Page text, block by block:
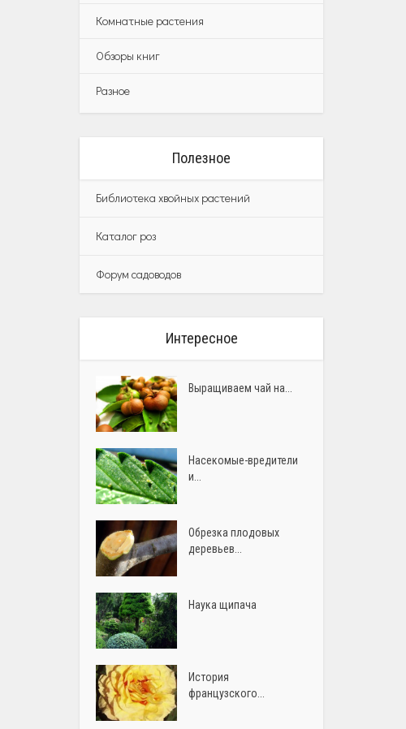
Комнатные растения
Обзоры книг
Разное
Полезное
Библиотека хвойных растений
Каталог роз
Форум садоводов
Интересное
Выращиваем чай на...
Насекомые-вредители
и...
Обрезка плодовых
деревьев...
Наука щипача
История
французского...